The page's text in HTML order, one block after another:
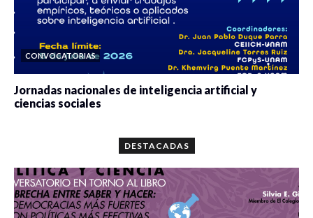
CONVOCATORIAS
Jornadas nacionales de inteligencia artificial y
ciencias sociales
DESTACADAS